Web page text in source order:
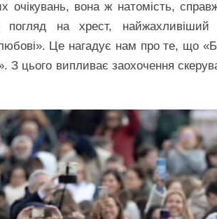
очікувань, вона ж натомість,
погляд на хрест,
Це нагадує нам про те, що
З цього випливає заохочення